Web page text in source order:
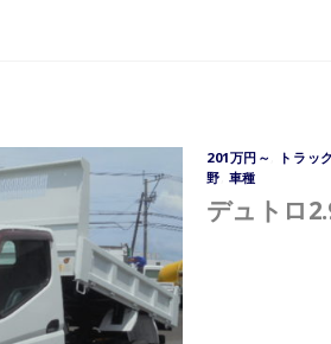
201万円～
トラッ
野 車種
デュトロ